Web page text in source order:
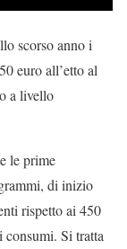
scorso anno i
euro all’etto al
a livello
le prime
di inizio
rispetto ai 450
consumi. Si tratta